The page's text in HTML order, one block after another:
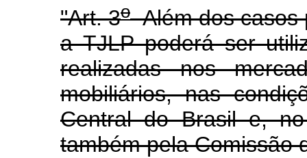
"Art. 3oAlém dos casos
a TJLP poderá ser
realizadas nos
mobiliários, nas
Central do Brasil e,
também pela Comissão